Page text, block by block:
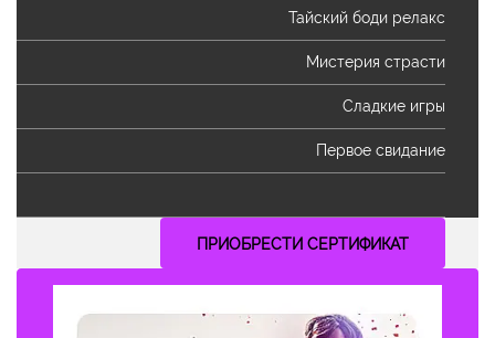
Тайский боди релакс
Мистерия страсти
Сладкие игры
Первое свидание
ПРИОБРЕСТИ СЕРТИФИКАТ